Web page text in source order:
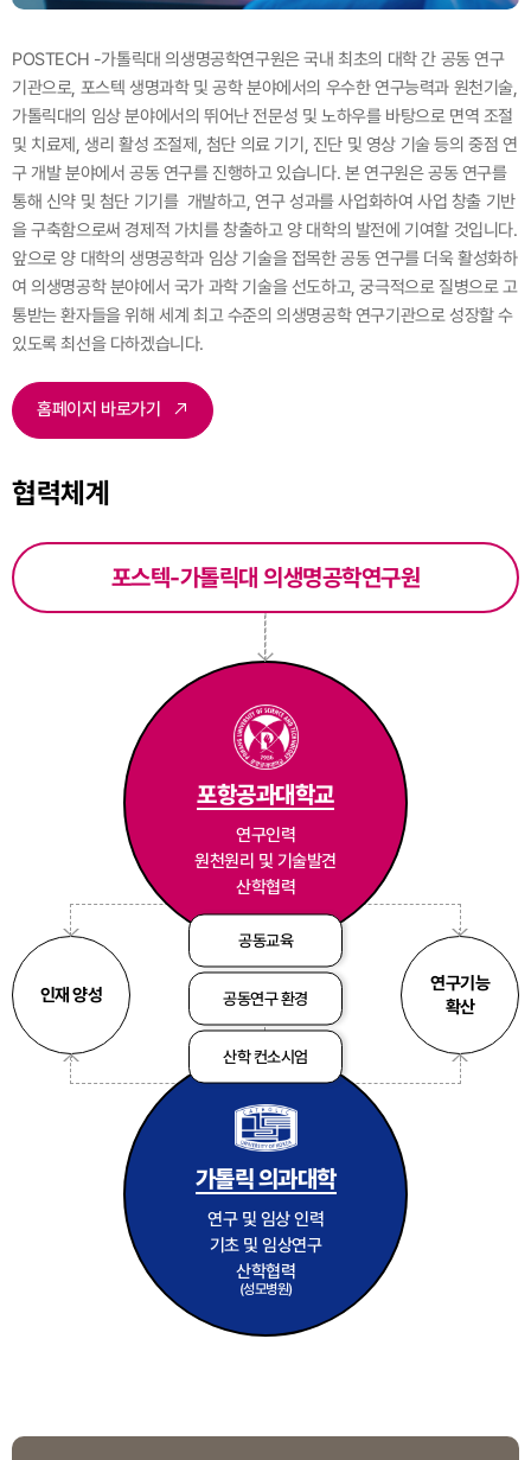
POSTECH -가톨릭대 의생명공학연구원은 국내 최초의 대학 간 공동 연구
기관으로, 포스텍 생명과학 및 공학 분야에서의 우수한 연구능력과 원천기술,
가톨릭대의 임상 분야에서의 뛰어난 전문성 및노하우를 바탕으로 면역 조절
및 치료제, 생리 활성 조절제, 첨단 의료 기기, 진단 및 영상 기술 등의 중점 연
구 개발 분야에서 공동 연구를 진행하고 있습니다. 본 연구원은 공동 연구를
통해 신약 및 첨단 기기를 개발하고, 연구 성과를 사업화하여 사업 창출 기반
을 구축함으로써 경제적 가치를 창출하고 양 대학의 발전에 기여할 것입니다.
앞으로 양 대학의 생명공학과 임상 기술을 접목한 공동 연구를 더욱 활성화하
여의생명공학 분야에서 국가 과학 기술을 선도하고, 궁극적으로 질병으로 고
통받는 환자들을 위해 세계 최고 수준의 의생명공학 연구기관으로 성장할 수
있도록 최선을 다하겠습니다.
홈페이지 바로가기
협력체계
포스텍-가톨릭대 의생명공학연구원
포항공과대학교
연구인력
원천원리 및 기술발견
산학협력
가톨릭 의과대학
연구 및 임상 인력
기초 및 임상연구
산학협력
(성모병원)
공동교육
공동연구 환경
산학 컨소시엄
인재 양성
연구기능
확산